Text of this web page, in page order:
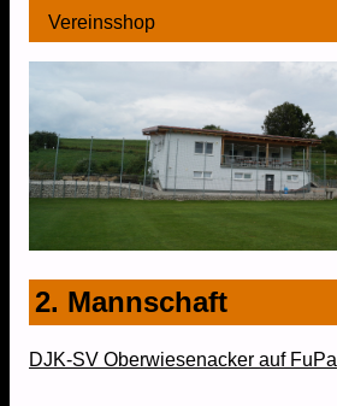
content
Vereinsshop
2. Mannschaft
DJK-SV Oberwiesenacker auf FuPa